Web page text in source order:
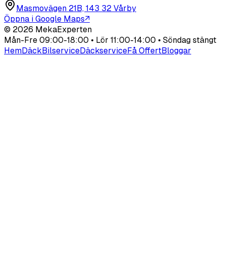
Masmovägen 21B, 143 32 Vårby
Öppna i Google Maps↗
© 2026 MekaExperten
Mån-Fre 09:00-18:00 • Lör 11:00-14:00 • Söndag stängt
HemDäckBilserviceDäckserviceFå OffertBloggar